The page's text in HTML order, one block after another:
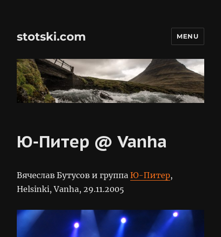
stotski.com MENU
Ю-Питер @ Vanha
Вячеслав Бутусов и группаЮ-Питер,
Helsinki, Vanha, 29.11.2005